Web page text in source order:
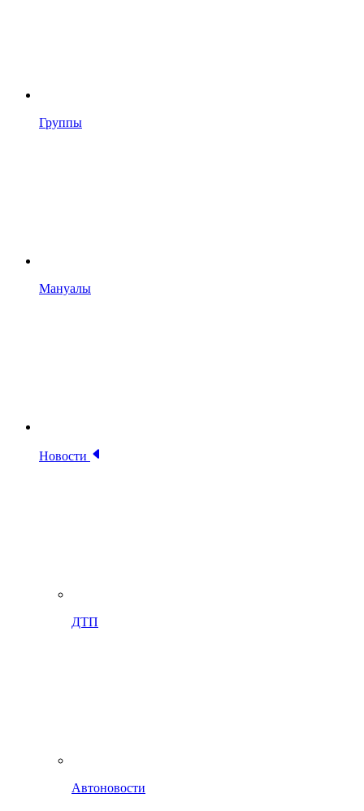
Группы
Мануалы
Новости
ДТП
Автоновости